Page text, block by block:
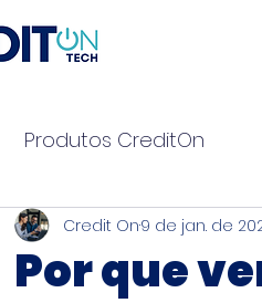
Produtos CreditOn
Por que
Credit On9 de jan. de